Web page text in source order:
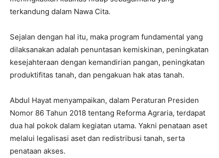
terkandung dalam Nawa Cita.
Sejalan dengan hal itu, maka program fundamental yang
dilaksanakan adalah penuntasan kemiskinan, peningkatan
kesejahteraan dengan kemandirian pangan, peningkatan
produktifitas tanah, dan pengakuan hak atas tanah.
Abdul Hayat menyampaikan, dalam Peraturan Presiden
Nomor 86 Tahun 2018 tentang Reforma Agraria, terdapat
dua hal pokok dalam kegiatan utama. Yakni penataan aset
melalui legalisasi aset dan redistribusi tanah, serta
penataan akses.